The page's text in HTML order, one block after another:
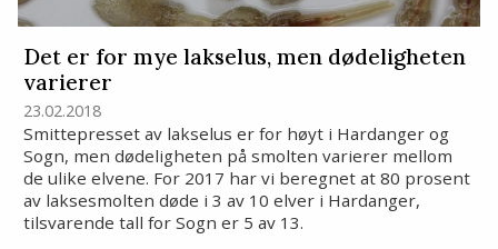
Det er for mye lakselus, men dødeligheten
varierer
23.02.2018
Smittepresset av lakselus er for høyt i Hardanger og
Sogn, men dødeligheten på smolten varierer mellom
de ulike elvene. For 2017 har vi beregnet at 80 prosent
av laksesmolten døde i 3 av 10 elver i Hardanger,
tilsvarende tall for Sogn er 5 av 13.